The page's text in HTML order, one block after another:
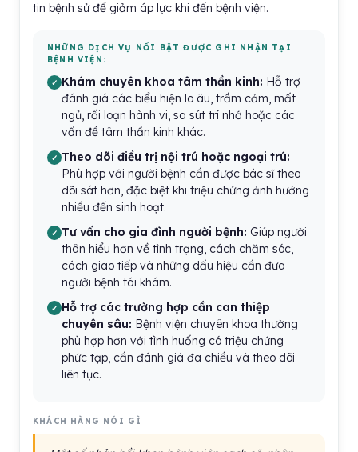
tin bệnh sử để giảm áp lực khi đến bệnh viện.
NHỮNG DỊCH VỤ NỔI BẬT ĐƯỢC GHI NHẬN TẠI
BỆNH VIỆN:
Khám chuyên khoa tâm thần kinh: Hỗ trợ
đánh giá các biểu hiện lo âu, trầm cảm, mất
ngủ, rối loạn hành vi, sa sút trí nhớ hoặc các
vấn đề tâm thần kinh khác.
Theo dõi điều trị nội trú hoặc ngoại trú:
Phù hợp với người bệnh cần được bác sĩ theo
dõi sát hơn, đặc biệt khi triệu chứng ảnh hưởng
nhiều đến sinh hoạt.
Tư vấn cho gia đình người bệnh: Giúp người
thân hiểu hơn về tình trạng, cách chăm sóc,
cách giao tiếp và những dấu hiệu cần đưa
người bệnh tái khám.
Hỗ trợ các trường hợp cần can thiệp
chuyên sâu: Bệnh viện chuyên khoa thường
phù hợp hơn với tình huống có triệu chứng
phức tạp, cần đánh giá đa chiều và theo dõi
liên tục.
KHÁCH HÀNG NÓI GÌ